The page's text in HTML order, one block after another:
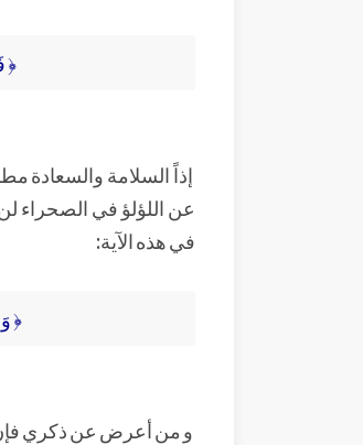
﴿
إذاً السلامة والسعادة
عن اللؤلؤ في الصحراء
في هذه الآية:
﴿
و من أعرض عن ذكري فإن